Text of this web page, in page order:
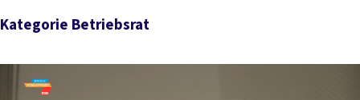
Kategorie Betriebsrat